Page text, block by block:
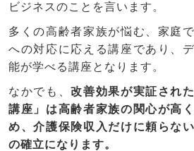
ビジネスのことを言います。
多くの高齢者家族が悩む、家庭
への対応に応える講座であり、
能が学べる講座となります。
なかでも、改善効果が実証され
講座」は高齢者家族の関心が高
め、介護保険収入だけに頼らな
の確立になります。